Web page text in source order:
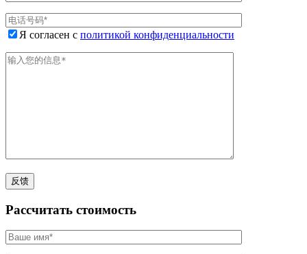
Я согласен с политикой конфиденциальности
Рассчитать стоимость